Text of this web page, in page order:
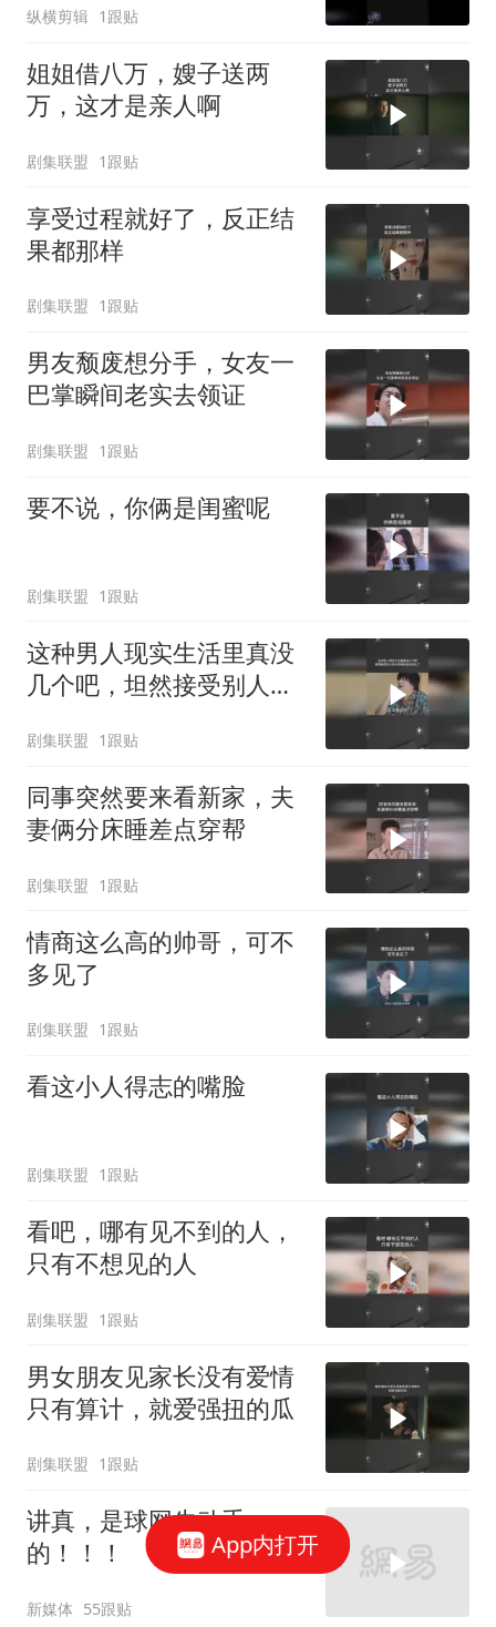
纵横剪辑 1跟贴
姐姐借八万，嫂子送两
万，这才是亲人啊
剧集联盟 1跟贴
享受过程就好了，反正结
果都那样
剧集联盟 1跟贴
男友颓废想分手，女友一
巴掌瞬间老实去领证
剧集联盟 1跟贴
要不说，你俩是闺蜜呢
剧集联盟 1跟贴
这种男人现实生活里真没
几个吧，坦然接受别人孩
剧集联盟 1跟贴
同事突然要来看新家，夫
妻俩分床睡差点穿帮
剧集联盟 1跟贴
情商这么高的帅哥，可不
多见了
剧集联盟 1跟贴
看这小人得志的嘴脸
剧集联盟 1跟贴
看吧，哪有见不到的人，
只有不想见的人
剧集联盟 1跟贴
男女朋友见家长没有爱情
只有算计，就爱强扭的瓜
剧集联盟 1跟贴
讲真，是球网先动手
的！！！
新媒体 55跟贴
App内打开